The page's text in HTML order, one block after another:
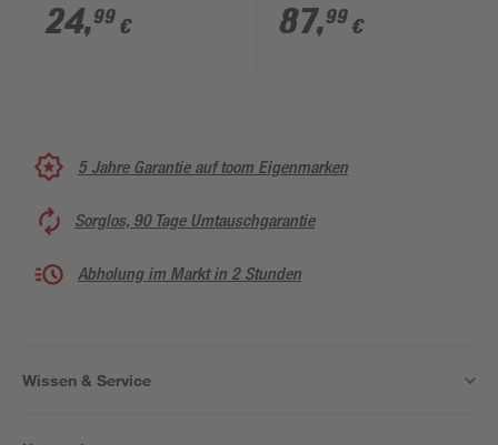
24,99 €
MultiMaterial X-
LOCK' Ø 125 mm
87,99 €
5 Jahre Garantie auf toom Eigenmarken
Sorglos, 90 Tage Umtauschgarantie
Abholung im Markt in 2 Stunden
Wissen & Service